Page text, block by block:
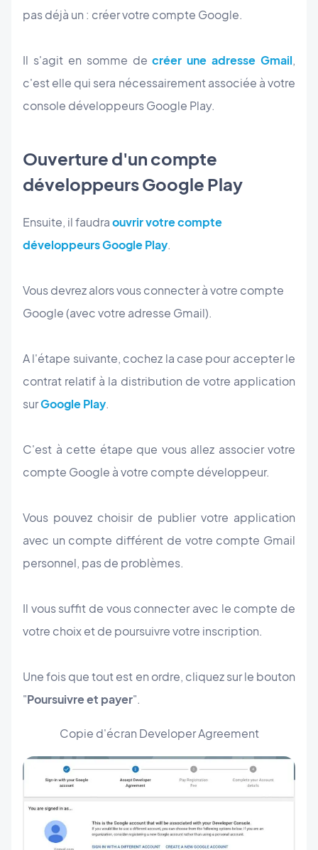
pas déjà un : créer votre compte Google.
Il s'agit en somme decréer une adresse Gmail,
c'est elle qui sera nécessairement associée à votre
console développeurs Google Play.
Ouverture d'un compte
développeurs Google Play
Copie d'écran Developer Agreement
Ensuite, il faudraouvrir votre compte
développeurs Google Play.
Vous devrez alors vous connecter à votre compte
Google (avec votre adresse Gmail).
A l'étape suivante, cochez la case pour accepter le
contrat relatif à la distribution de votre application
surGoogle Play.
C'est à cette étape que vous allez associer votre
compte Google à votre compte développeur.
Vous pouvez choisir de publier votre application
avec un compte différent de votre compte Gmail
personnel, pas de problèmes.
Il vous suffit de vous connecter avec le compte de
votre choix et de poursuivre votre inscription.
Une fois que tout est en ordre, cliquez sur le bouton
"Poursuivre et payer".